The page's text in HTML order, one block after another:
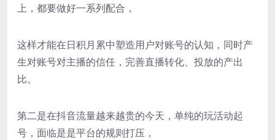
上，都要做好一系列配合，
这样才能在日积月累中塑造用户对账号的认知，同时产
生对账号对主播的信任，完善直播转化、投放的产出
比。
第二是在抖音流量越来越贵的今天，单纯的玩活动起
号，面临是是平台的规则打压，